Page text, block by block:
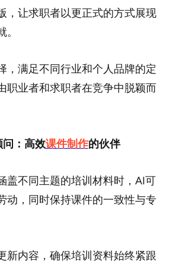
，让求职者以更正式的方式展现
，满足不同行业和个人品牌的定
职业者和求职者在竞争中脱颖而
问：高效课件制作的伙伴
盖不同主题的培训材料时，AI可
动，同时保持课件的一致性与专
新内容，确保培训资料始终紧跟